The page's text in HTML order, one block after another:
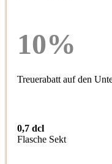
10%
Treuerabatt auf den
0,7 dcl
Flasche Sekt